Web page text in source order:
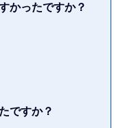
かったですか？
ですか？